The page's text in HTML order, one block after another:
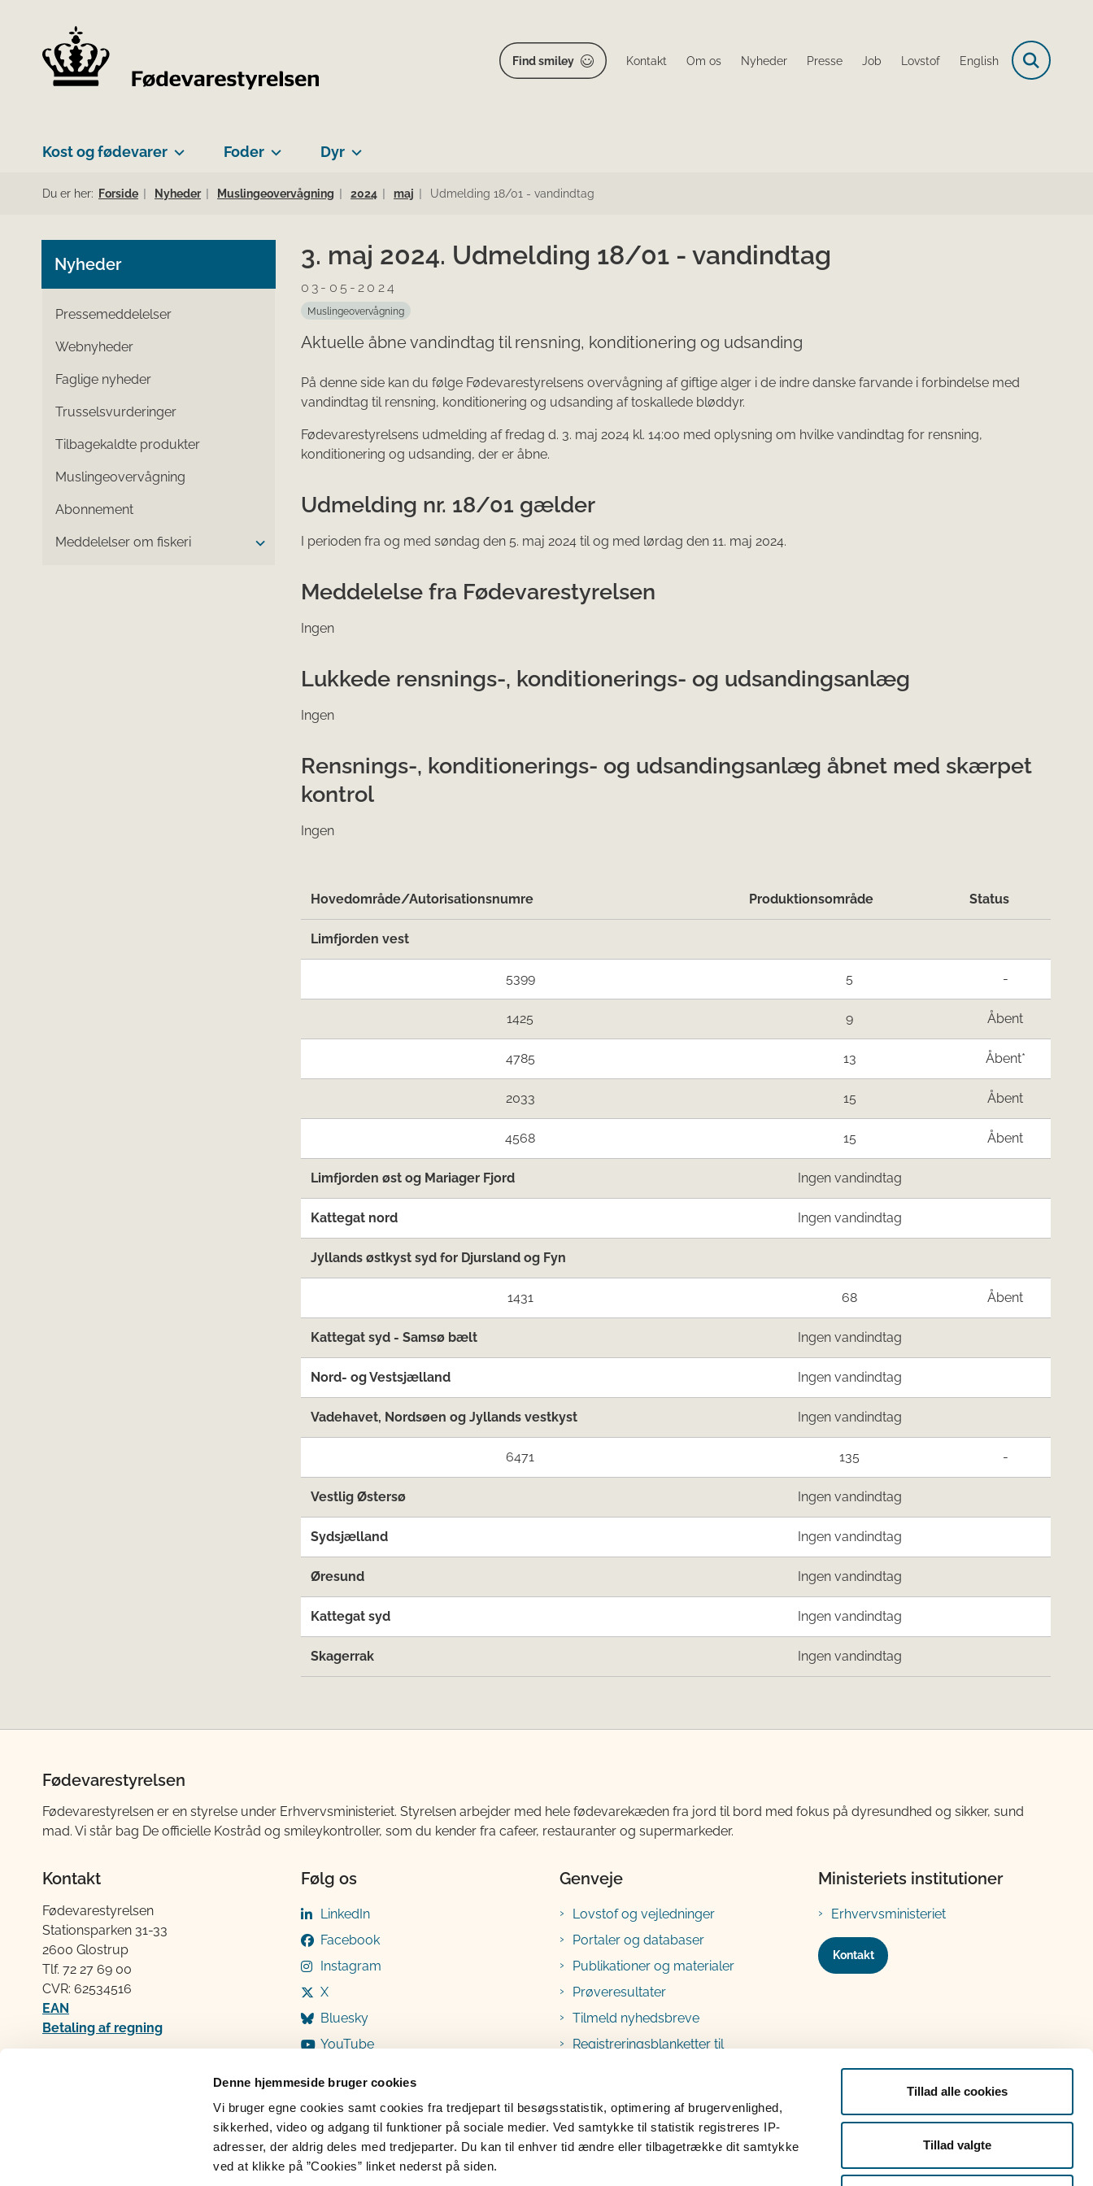
Denne hjemmeside bruger cookies
Vi bruger egne cookies samt cookies fra tredjepart til besøgsstatistik, optimering af brugervenlighed,
sikkerhed, video og adgang til funktioner på sociale medier. Ved samtykke til statistik registreres IP-
adresser, der aldrig deles med tredjeparter. Du kan til enhver tid ændre eller tilbagetrække dit samtykke
ved at klikke på ”Cookies” linket nederst på siden.
Tillad alle cookies
Tillad valgte
Find smiley Kontakt Om os Nyheder Presse Job Lovstof English
Kost og fødevarer Foder Dyr
Du er her: Forside Nyheder Muslingeovervågning 2024 maj Udmelding 18/01 - vandindtag
Nyheder
Pressemeddelelser
Webnyheder
Faglige nyheder
Trusselsvurderinger
Tilbagekaldte produkter
Muslingeovervågning
Abonnement
Meddelelser om fiskeri
3. maj 2024. Udmelding 18/01 - vandindtag
03-05-2024
Muslingeovervågning
Aktuelle åbne vandindtag til rensning, konditionering og udsanding
På denne side kan du følge Fødevarestyrelsens overvågning af giftige alger i de indre danske farvande i forbindelse med
vandindtag til rensning, konditionering og udsanding af toskallede bløddyr.
Fødevarestyrelsens ud​melding af fredag d. 3. maj 2024 kl. 14:00 med oplysning om hvilke vandindtag for rensning,
konditionering og udsanding, der er åbne.
Udmelding nr. 18/01 gælder
I perioden fra og med søndag den 5. maj 2024 til og med lørdag den 11. maj 2024.​
Meddelelse fra Fødevarestyrelsen
Ingen
Lukkede rensnings-, konditionerings- og udsandingsanlæg
Ingen
Rensnings-, konditionerings- og udsandingsanlæg åbnet med skærpet
kontrol
Ingen
Hovedområde/Autorisationsnumre Produktionsområde Status
Limfjorden vest
5399 5 -
1425 9 Åbent
4785 13 Åbent*
2033 15 Åbent
4568 15 Åbent
Limfjorden øst og Mariager Fjord Ingen vandindtag
Kattegat nord Ingen vandindtag
Jyllands østkyst syd for Djursland og Fyn
1431 68 Åbent
Kattegat syd - Samsø bælt Ingen vandindtag
Nord- og Vestsjælland Ingen vandindtag
Vadehavet, Nordsøen og Jyllands vestkyst Ingen vandindtag
6471 135 -
Vestlig Østersø Ingen vandindtag
Sydsjælland Ingen vandindtag
Øresund Ingen vandindtag
Kattegat syd Ingen vandindtag
Skagerrak Ingen vandindtag
Fødevarestyrelsen
Fødevarestyrelsen er en styrelse under Erhvervsministeriet. Styrelsen arbejder med hele fødevarekæden fra jord til bord med fokus på dyresundhed og sikker, sund
mad. Vi står bag De officielle Kostråd og smileykontroller, som du kender fra cafeer, restauranter og supermarkeder.
Kontakt
Fødevarestyrelsen
Stationsparken 31-33
2600 Glostrup
Tlf. 72 2​​​7 69 00
CVR: 62534516
EAN
Betaling af regning
Følg os
LinkedIn
Facebook
Instagram
X
Bluesky
YouTube
Genveje
Lovstof og vejledninger
Portaler og databaser
Publikationer og materialer
Prøveresultater
Tilmeld nyhedsbreve
Registreringsblanketter til
Ministeriets institutioner
Erhvervsministeriet
Kontakt